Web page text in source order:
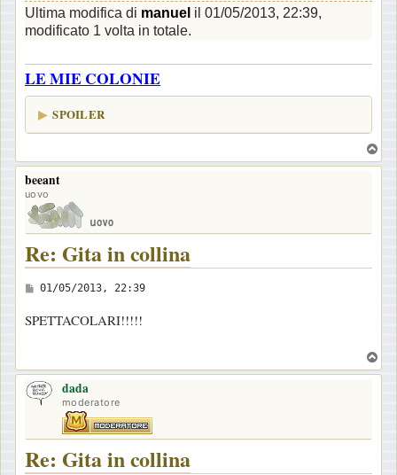
g
g
o
Ultima modifica di manuel il 01/05/2013, 22:39,
modificato 1 volta in totale.
LE MIE COLONIE
SPOILER
o
beeant
uovo
Re: Gita in collina
M
s
a
g
o
01/05/2013, 22:39
SPETTACOLARI!!!!!
o
dada
moderatore
Re: Gita in collina